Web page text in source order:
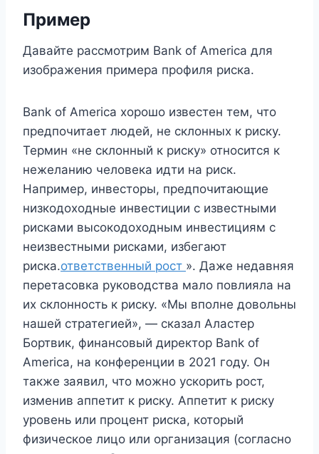
Пример
Давайте рассмотрим Bank of America для
изображения примера профиля риска.
Bank of America хорошо известен тем, что
предпочитает людей, не склонных к риску.
Термин «не склонный к риску» относится к
нежеланию человека идти на риск.
Например, инвесторы, предпочитающие
низкодоходные инвестиции с известными
рисками высокодоходным инвестициям с
неизвестными рисками, избегают
риска.ответственный рост ». Даже недавняя
перетасовка руководства мало повлияла на
их склонность к риску. «Мы вполне довольны
нашей стратегией», — сказал Аластер
Бортвик, финансовый директор Bank of
America, на конференции в 2021 году. Он
также заявил, что можно ускорить рост,
изменив аппетит к риску. Аппетит к риску
уровень или процент риска, который
физическое лицо или организация (согласно